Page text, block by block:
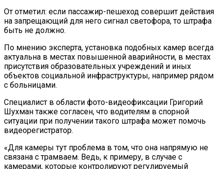
От отметил: если пассажир-пешеход совершит действия
на запрещающий для него сигнал светофора, то штрафа
быть не должно.
По мнению эксперта, установка подобных камер всегда
актуальна в местах повышенной аварийности, в местах
присутствия образовательных учреждений и иных
объектов социальной инфраструктуры, например рядом
с больницами.
Специалист в области фото-видеофиксации Григорий
Шухман также согласен, что водителям в спорной
ситуации при получении такого штрафа может помочь
видеорегистратор.
«Для камеры тут проблема в том, что она напрямую не
связана с трамваем. Ведь, к примеру, в случае с
камерами, которые контролируют регулируемый